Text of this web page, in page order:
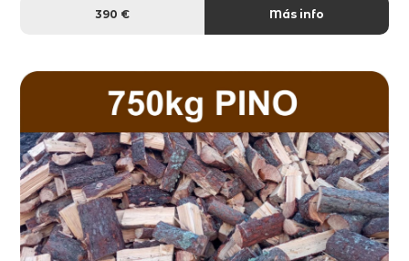
390 € Más info